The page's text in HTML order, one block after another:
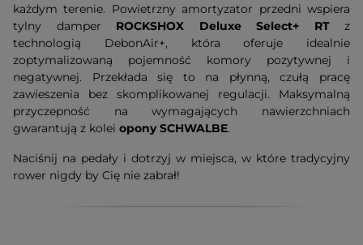
każdym terenie. Powietrzny amortyzator przedni wspiera
tylny damper ROCKSHOX Deluxe Select+ RT z
technologią DebonAir+, która oferuje idealnie
zoptymalizowaną pojemność komory pozytywnej i
negatywnej. Przekłada się to na płynną, czułą pracę
zawieszenia bez skomplikowanej regulacji. Maksymalną
przyczepność na wymagających nawierzchniach
gwarantują z kolei opony SCHWALBE.
Naciśnij na pedały i dotrzyj w miejsca, w które tradycyjny
rower nigdy by Cię nie zabrał!